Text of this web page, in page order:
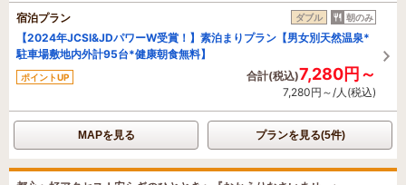
宿泊プラン ダブル 朝のみ
【2024年JCSI&JDパワーW受賞！】素泊まりプラン【男女別天然温泉*
駐車場敷地内外計95台*健康朝食無料】
ポイントUP 合計(税込)7,280円～
7,280円～/人(税込)
MAPを見る プランを見る(5件)